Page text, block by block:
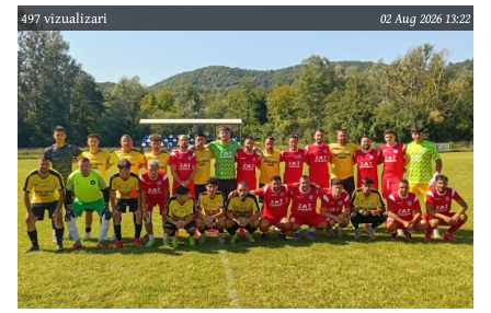
497 vizualizari 02 Aug 2026 13:22